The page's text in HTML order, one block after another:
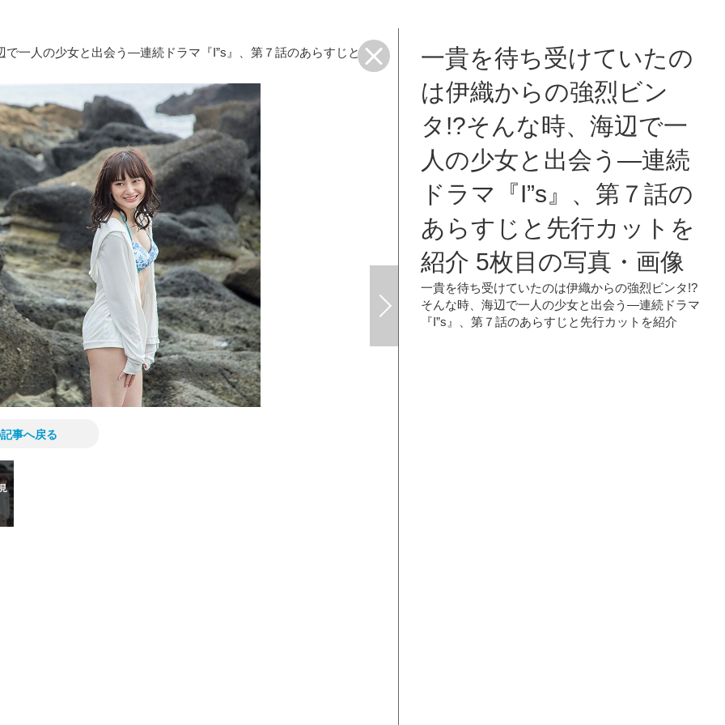
一人の少女と出会う―連続ドラマ『I”s』、第７話のあらすじと先行
事へ戻る
一貴を待ち受けていたの
は伊織からの強烈ビン
タ!?そんな時、海辺で一
人の少女と出会う―連続
ドラマ『I”s』、第７話の
あらすじと先行カットを
紹介 5枚目の写真・画像
一貴を待ち受けていたのは伊織からの強烈ビンタ!?
そんな時、海辺で一人の少女と出会う―連続ドラマ
『I”s』、第７話のあらすじと先行カットを紹介